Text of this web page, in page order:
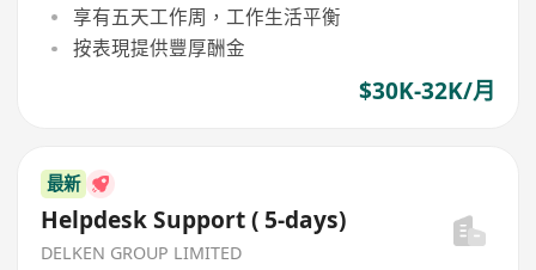
享有五天工作周，工作生活平衡
按表現提供豐厚酬金
$30K-32K/月
最新
Helpdesk Support ( 5-days)
DELKEN GROUP LIMITED